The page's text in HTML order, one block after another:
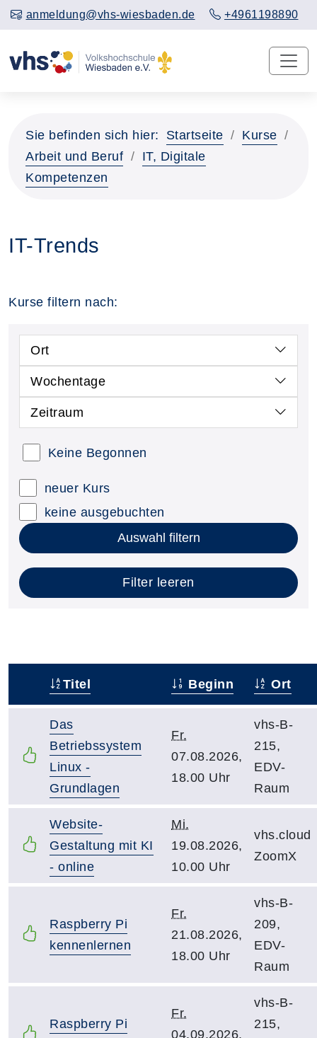
anmeldung@vhs-wiesbaden.de +4961198890
Sie befinden sich hier: Startseite
Kurse
Arbeit und Beruf
IT, Digitale
Kompetenzen
IT-Trends
Kurse filtern nach:
Ort
Wochentage
Zeitraum
Keine Begonnen
neuer Kurs
keine ausgebuchten
Auswahl filtern
Filter leeren
Titel Beginn Ort
Das
Betriebssystem
Linux -
Grundlagen
Fr.
07.08.2026,
18.00 Uhr
vhs-B-
215,
EDV-
Raum
Website-
Gestaltung mit KI
- online
Mi.
19.08.2026,
10.00 Uhr
vhs.cloud
ZoomX
Raspberry Pi
kennenlernen
Fr.
21.08.2026,
18.00 Uhr
vhs-B-
209,
EDV-
Raum
Raspberry Pi
Fr.
04.09.2026,
vhs-B-
215,